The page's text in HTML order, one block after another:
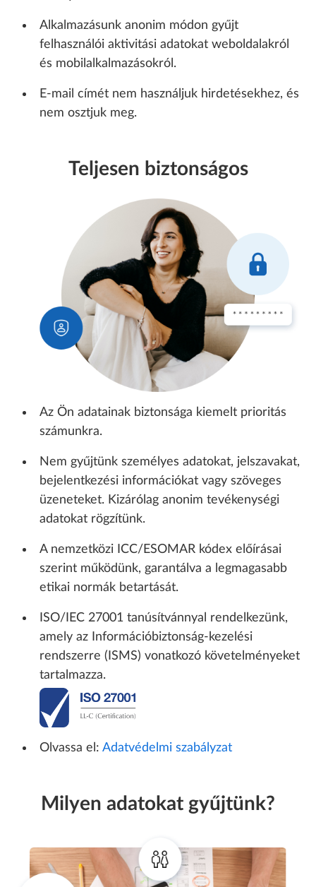
Alkalmazásunk anonim módon gyűjt
felhasználói aktivitási adatokat weboldalakról
és mobilalkalmazásokról.
E-mail címét nem használjuk hirdetésekhez, és
nem osztjuk meg.
Teljesen biztonságos
Az Ön adatainak biztonsága kiemelt prioritás
számunkra.
Nem gyűjtünk személyes adatokat, jelszavakat,
bejelentkezési információkat vagy szöveges
üzeneteket. Kizárólag anonim tevékenységi
adatokat rögzítünk.
A nemzetközi ICC/ESOMAR kódex előírásai
szerint működünk, garantálva a legmagasabb
etikai normák betartását.
ISO/IEC 27001 tanúsítvánnyal rendelkezünk,
amely az Információbiztonság-kezelési
rendszerre (ISMS) vonatkozó követelményeket
tartalmazza.
Olvassa el: Adatvédelmi szabályzat
Milyen adatokat gyűjtünk?